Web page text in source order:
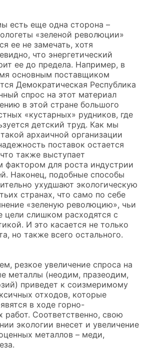
есть еще одна сторона –
«зеленой революции»
ее не замечать, хотя
что энергетический
ее до предела. Например, в
основным поставщиком
Демократическая Республика
спрос на этот материал
в этой стране большого
«кустарных» рудников, где
детский труд. Как мы
архаичной организации
поставок остается
также выступает
для роста индустрии
Наконец, подобные способы
ухудшают экологическую
странах, что само по себе
«зеленую революцию», чьи
цели слишком расходятся с
И это касается не только
но также всего остального.
резкое увеличение спроса на
металлы (неодим, празеодим,
приведет к соизмеримому
отходов, которые
в ходе горно-
работ. Соответственно, свою
экологии внесет и увеличение
металлов – меди,